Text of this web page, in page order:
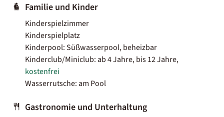
Familie und Kinder
Kinderspielzimmer
Kinderspielplatz
Kinderpool: Süßwasserpool, beheizbar
Kinderclub/Miniclub: ab 4 Jahre, bis 12 Jahre,
kostenfrei
Wasserrutsche: am Pool
Gastronomie und Unterhaltung